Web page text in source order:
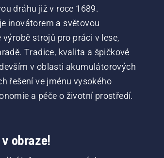
dráhu již v roce 1689.
inovátorem a světovou
výrobě strojů pro práci v lese,
Tradice, kvalita a špičkové
v oblasti akumulátorových
řešení ve jménu vysokého
a péče o životní prostředí.
obraze!